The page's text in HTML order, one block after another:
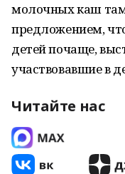
молочных каш
предложением,
детей почаще,
участвовавшие в
Читайте нас